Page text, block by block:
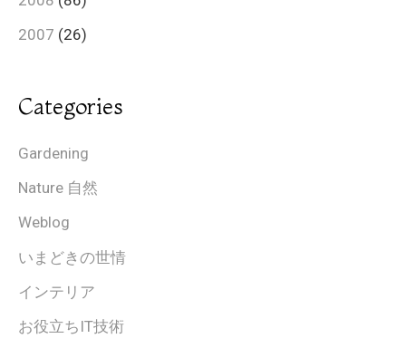
2007 (26)
Categories
Gardening
Nature 自然
Weblog
いまどきの世情
インテリア
お役立ちIT技術